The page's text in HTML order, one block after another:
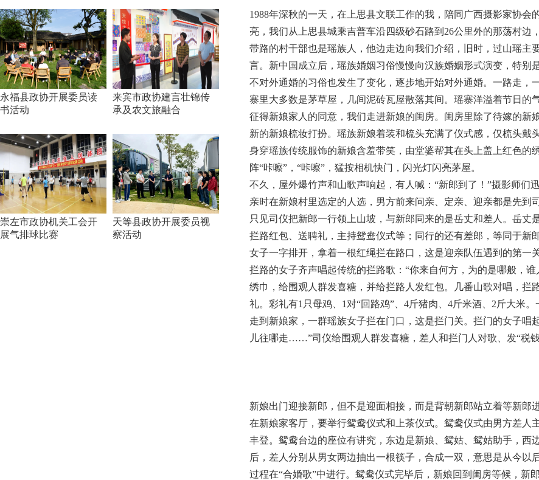
永福县政协开展委员读
书活动
来宾市政协建言壮锦传
承及农文旅融合
崇左市政协机关工会开
展气排球比赛
天等县政协开展委员视
察活动
1988年深秋的一天，在上思县文联工作的我，陪同广西摄影家协
亮，我们从上思县城乘吉普车沿四级砂石路到26公里外的那荡村边
带路的村干部也是瑶族人，他边走边向我们介绍，旧时，过山瑶
言。新中国成立后，瑶族婚姻习俗慢慢向汉族婚姻形式演变，特
不对外通婚的习俗也发生了变化，逐步地开始对外通婚。一路走
寨里大多数是茅草屋，几间泥砖瓦屋散落其间。瑶寨洋溢着节日的
征得新娘家人的同意，我们走进新娘的闺房。闺房里除了待嫁的
新的新娘梳妆打扮。瑶族新娘着装和梳头充满了仪式感，仅梳头
身穿瑶族传统服饰的新娘含羞带笑，由堂婆帮其在头上盖上红色
阵“咔嚓”，“咔嚓”，猛按相机快门，闪光灯闪亮茅屋。
不久，屋外爆竹声和山歌声响起，有人喊：“新郎到了！”摄影师
亲时在新娘村里选定的人选，男方前来问亲、定亲、迎亲都是先
只见司仪把新郎一行领上山坡，与新郎同来的是岳丈和差人。岳
拦路红包、送聘礼，主持鸳鸯仪式等；同行的还有差郎，等同于
女子一字排开，拿着一根红绳拦在路口，这是迎亲队伍遇到的第一
拦路的女子齐声唱起传统的拦路歌：“你来自何方，为的是哪般，
绣巾，给围观人群发喜糖，并给拦路人发红包。几番山歌对唱，
礼。彩礼有1只母鸡、1对“回路鸡”、4斤猪肉、4斤米酒、2斤大米
走到新娘家，一群瑶族女子拦在门口，这是拦门关。拦门的女子
儿往哪走……”司仪给围观人群发喜糖，差人和拦门人对歌、发“税钱
新娘出门迎接新郎，但不是迎面相接，而是背朝新郎站立着等新郎进
在新娘家客厅，要举行鸳鸯仪式和上茶仪式。鸳鸯仪式由男方差人
丰登。鸳鸯台边的座位有讲究，东边是新娘、鸳姑、鸳姑助手，
后，差人分别从男女两边抽出一根筷子，合成一双，意思是从今
过程在“合婚歌”中进行。鸳鸯仪式完毕后，新娘回到闺房等候，新